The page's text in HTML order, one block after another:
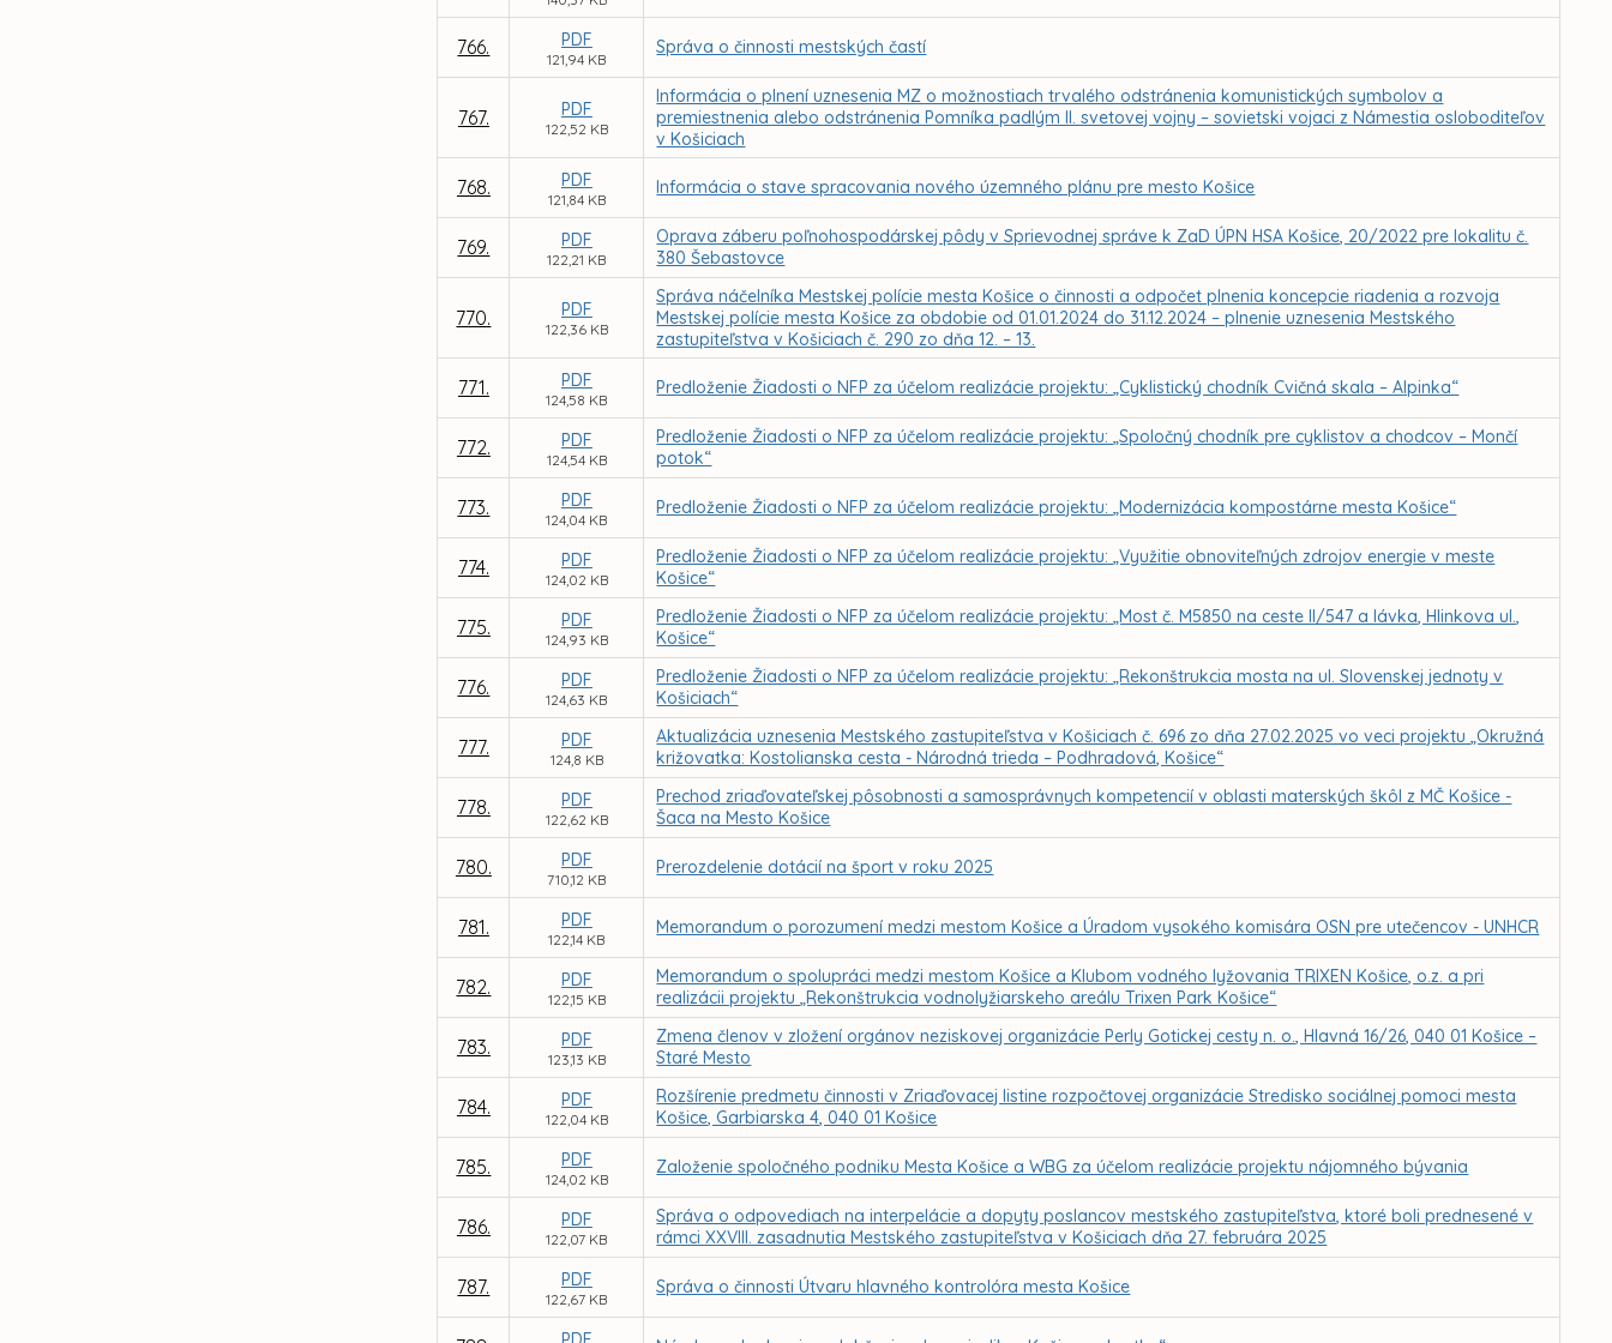
766. PDF
121,94 KB
Správa o činnosti mestských častí
767. PDF
122,52 KB
Informácia o plnení uznesenia MZ o možnostiach trvalého odstránenia komunistických symbolov a
premiestnenia alebo odstránenia Pomníka padlým II. svetovej vojny – sovietski vojaci z Námestia osloboditeľov
v Košiciach
768. PDF
121,84 KB
Informácia o stave spracovania nového územného plánu pre mesto Košice
769. PDF
122,21 KB
Oprava záberu poľnohospodárskej pôdy v Sprievodnej správe k ZaD ÚPN HSA Košice, 20/2022 pre lokalitu č.
380 Šebastovce
770. PDF
122,36 KB
Správa náčelníka Mestskej polície mesta Košice o činnosti a odpočet plnenia koncepcie riadenia a rozvoja
Mestskej polície mesta Košice za obdobie od 01.01.2024 do 31.12.2024 – plnenie uznesenia Mestského
zastupiteľstva v Košiciach č. 290 zo dňa 12. – 13.
771. PDF
124,58 KB
Predloženie Žiadosti o NFP za účelom realizácie projektu: „Cyklistický chodník Cvičná skala – Alpinka“
772. PDF
124,54 KB
Predloženie Žiadosti o NFP za účelom realizácie projektu: „Spoločný chodník pre cyklistov a chodcov – Mončí
potok“
773. PDF
124,04 KB
Predloženie Žiadosti o NFP za účelom realizácie projektu: „Modernizácia kompostárne mesta Košice“
774. PDF
124,02 KB
Predloženie Žiadosti o NFP za účelom realizácie projektu: „Využitie obnoviteľných zdrojov energie v meste
Košice“
775. PDF
124,93 KB
Predloženie Žiadosti o NFP za účelom realizácie projektu: „Most č. M5850 na ceste II/547 a lávka, Hlinkova ul.,
Košice“
776. PDF
124,63 KB
Predloženie Žiadosti o NFP za účelom realizácie projektu: „Rekonštrukcia mosta na ul. Slovenskej jednoty v
Košiciach“
777. PDF
124,8 KB
Aktualizácia uznesenia Mestského zastupiteľstva v Košiciach č. 696 zo dňa 27.02.2025 vo veci projektu „Okružná
križovatka: Kostolianska cesta - Národná trieda – Podhradová, Košice“
778. PDF
122,62 KB
Prechod zriaďovateľskej pôsobnosti a samosprávnych kompetencií v oblasti materských škôl z MČ Košice -
Šaca na Mesto Košice
780. PDF
710,12 KB
Prerozdelenie dotácií na šport v roku 2025
781. PDF
122,14 KB
Memorandum o porozumení medzi mestom Košice a Úradom vysokého komisára OSN pre utečencov - UNHCR
782. PDF
122,15 KB
Memorandum o spolupráci medzi mestom Košice a Klubom vodného lyžovania TRIXEN Košice, o.z. a pri
realizácii projektu „Rekonštrukcia vodnolyžiarskeho areálu Trixen Park Košice“
783. PDF
123,13 KB
Zmena členov v zložení orgánov neziskovej organizácie Perly Gotickej cesty n. o., Hlavná 16/26, 040 01 Košice –
Staré Mesto
784. PDF
122,04 KB
Rozšírenie predmetu činnosti v Zriaďovacej listine rozpočtovej organizácie Stredisko sociálnej pomoci mesta
Košice, Garbiarska 4, 040 01 Košice
785. PDF
124,02 KB
Založenie spoločného podniku Mesta Košice a WBG za účelom realizácie projektu nájomného bývania
786. PDF
122,07 KB
Správa o odpovediach na interpelácie a dopyty poslancov mestského zastupiteľstva, ktoré boli prednesené v
rámci XXVIII. zasadnutia Mestského zastupiteľstva v Košiciach dňa 27. februára 2025
787. PDF
122,67 KB
Správa o činnosti Útvaru hlavného kontrolóra mesta Košice